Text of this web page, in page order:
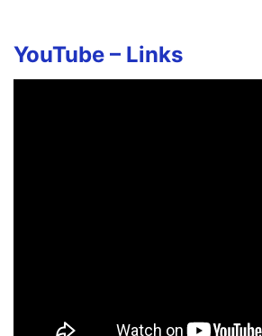
Vaan megam pozhiyum kaarkaalam
Payanam neeyum naanum pogalaam
YouTube – Links